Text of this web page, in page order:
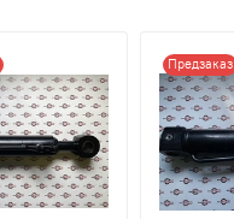
Предзаказ